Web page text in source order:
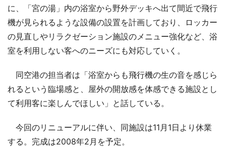
に、「宮の湯」内の浴室から野外デッキへ出て間近で飛行
機が見られるような設備の設置を計画しており、ロッカー
の見直しやリラクゼーション施設のメニュー強化など、浴
室を利用しない客へのニーズにも対応していく。
同空港の担当者は「浴室からも飛行機の生の音を感じら
れるという臨場感と、屋外の開放感を体感できる施設とし
て利用客に楽しんでほしい」と話している。
今回のリニューアルに伴い、同施設は11月1日より休業
する。完成は2008年2月を予定。